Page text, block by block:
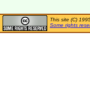
This site (C)
Some rights